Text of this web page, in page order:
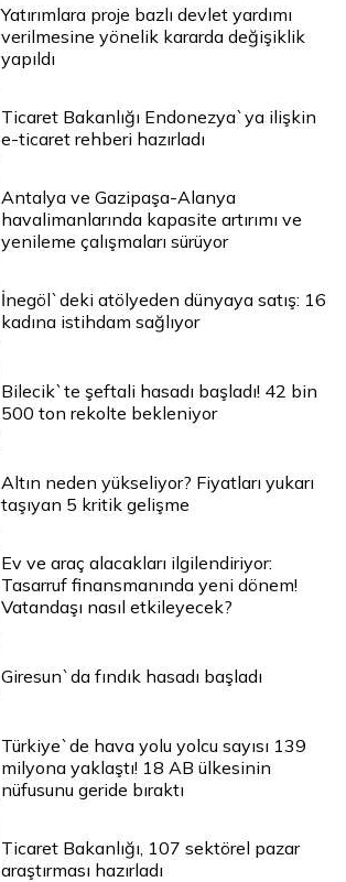
Yatırımlara proje bazlı devlet yardımı
verilmesine yönelik kararda değişiklik
yapıldı
Ticaret Bakanlığı Endonezya`ya ilişkin
e-ticaret rehberi hazırladı
Antalya ve Gazipaşa-Alanya
havalimanlarında kapasite artırımı ve
yenileme çalışmaları sürüyor
İnegöl`deki atölyeden dünyaya satış: 16
kadına istihdam sağlıyor
Bilecik`te şeftali hasadı başladı! 42 bin
500 ton rekolte bekleniyor
Altın neden yükseliyor? Fiyatları yukarı
taşıyan 5 kritik gelişme
Ev ve araç alacakları ilgilendiriyor:
Tasarruf finansmanında yeni dönem!
Vatandaşı nasıl etkileyecek?
Giresun`da fındık hasadı başladı
Türkiye`de hava yolu yolcu sayısı 139
milyona yaklaştı! 18 AB ülkesinin
nüfusunu geride bıraktı
Ticaret Bakanlığı, 107 sektörel pazar
araştırması hazırladı